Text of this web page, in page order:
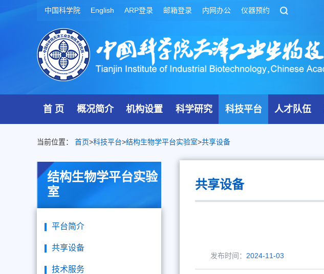
中国科学院 English ARP登录 邮箱登录 内网办公 仪器预约
首 页 概况简介 机构设置 科学研究 科技平台 人才队伍
当前位置： 首页>科技平台>结构生物学平台实验室>共享设备
结构生物学平台实验
室
平台简介
共享设备
技术服务
共享设备
发布时间： 2024-11-03